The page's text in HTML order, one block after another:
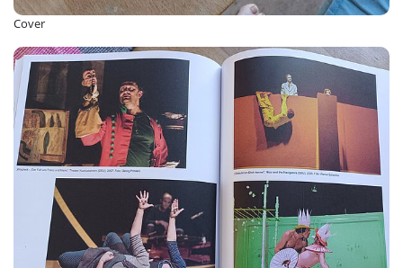
Cover